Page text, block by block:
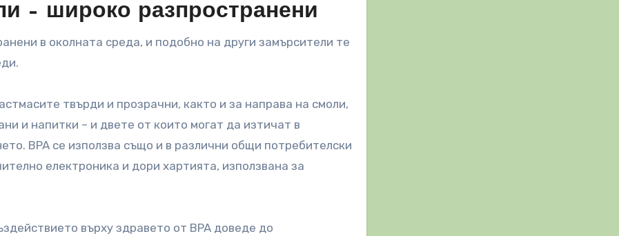
– широко разпространени
в околната среда, и подобно на други замърсители те
твърди и прозрачни, както и за направа на смоли,
и напитки – и двете от които могат да изтичат в
BPA се използва също и в различни общи потребителски
електроника и дори хартията, използвана за
върху здравето от BPA доведе до